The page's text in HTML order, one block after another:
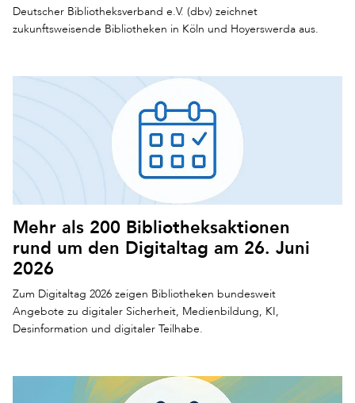
Deutscher Bibliotheksverband e.V. (dbv) zeichnet
zukunftsweisende Bibliotheken in Köln und Hoyerswerda aus.
Mehr als 200 Bibliotheksaktionen
rund um den Digitaltag am 26. Juni
2026
Zum Digitaltag 2026 zeigen Bibliotheken bundesweit
Angebote zu digitaler Sicherheit, Medienbildung, KI,
Desinformation und digitaler Teilhabe.